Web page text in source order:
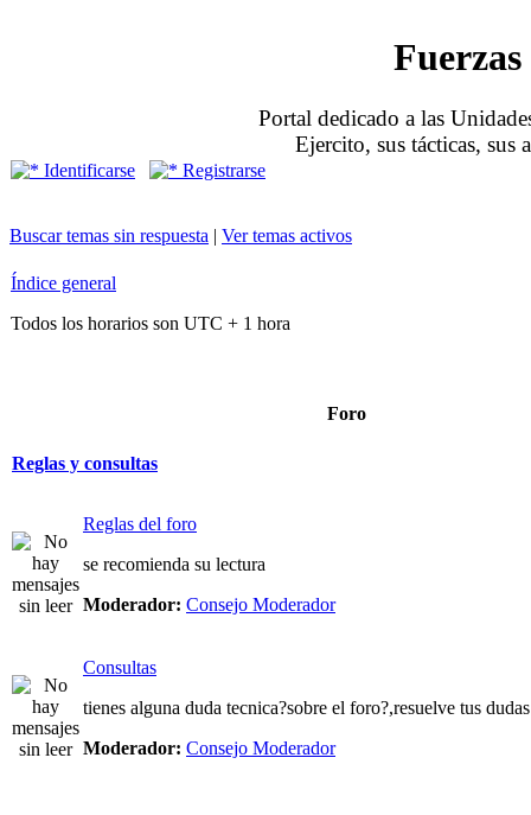
Portal dedicado a las
Ejercito, sus tácticas, sus
Identificarse Registrarse
Buscar temas sin respuesta | Ver temas activos
Índice general
Todos los horarios son UTC + 1 hora
Foro
Reglas y consultas
Reglas del foro
se recomienda su lectura
Moderador: Consejo Moderador
Consultas
tienes alguna duda tecnica?sobre el foro?,resuelve tus
Moderador: Consejo Moderador